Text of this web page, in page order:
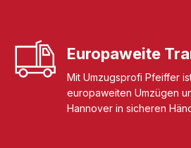
Europaweite
Mit Umzugsprofi Pfeiffer
europaweiten Umzügen
Hannover in sicheren